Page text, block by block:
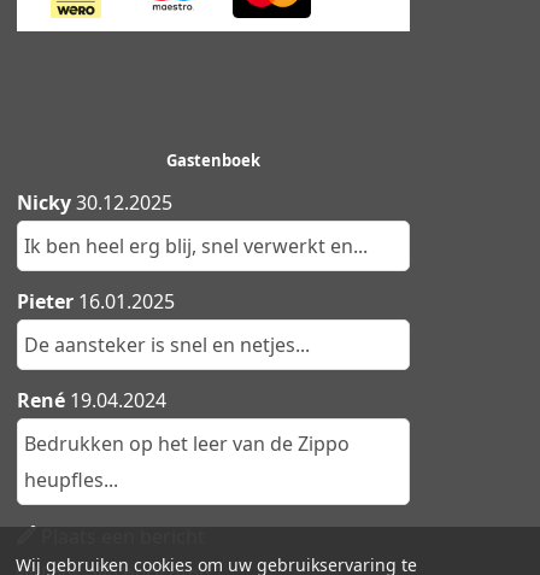
Gastenboek
Nicky30.12.2025
Ik ben heel erg blij, snel verwerkt en...
Pieter 16.01.2025
De aansteker is snel en netjes...
René 19.04.2024
Bedrukken op het leer van de Zippo
heupfles...
Wij gebruiken cookies om uw gebruikservaring te